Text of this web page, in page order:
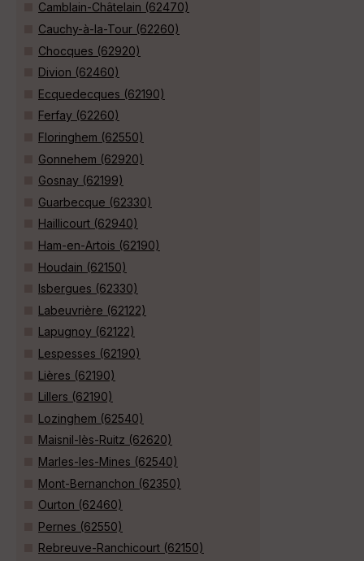
Camblain-Châtelain (62470)
Cauchy-à-la-Tour (62260)
Chocques (62920)
Divion (62460)
Ecquedecques (62190)
Ferfay (62260)
Floringhem (62550)
Gonnehem (62920)
Gosnay (62199)
Guarbecque (62330)
Haillicourt (62940)
Ham-en-Artois (62190)
Houdain (62150)
Isbergues (62330)
Labeuvrière (62122)
Lapugnoy (62122)
Lespesses (62190)
Lières (62190)
Lillers (62190)
Lozinghem (62540)
Maisnil-lès-Ruitz (62620)
Marles-les-Mines (62540)
Mont-Bernanchon (62350)
Ourton (62460)
Pernes (62550)
Rebreuve-Ranchicourt (62150)